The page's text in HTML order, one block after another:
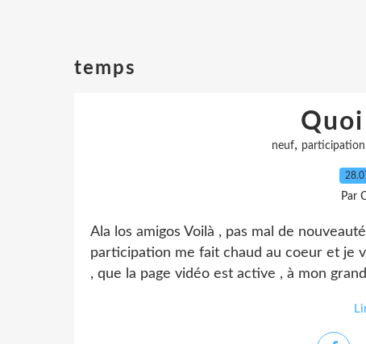
temps
neuf, participation
Par
Ala los amigos Voilà , pas mal de
participation me fait chaud au coeur et je
, que la page vidéo est active , à mon